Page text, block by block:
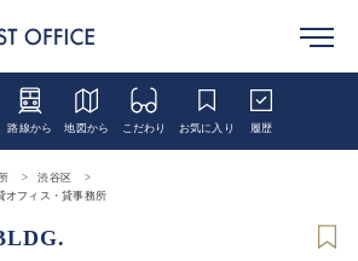
路線から 地図から こだわり お気に入り 履歴
渋谷区
オフィス・貸事務所